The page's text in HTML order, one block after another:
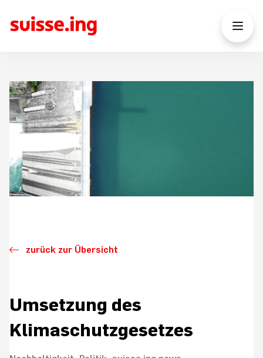
zurück zur Übersicht
Umsetzung des
Klimaschutzgesetzes